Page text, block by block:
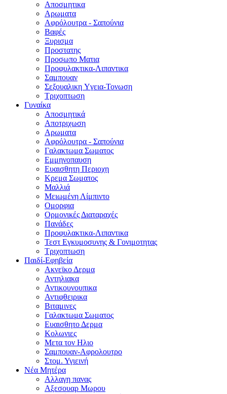
Αποσμητικα
Αρωματα
Αφρόλουτρα - Σαπούνια
Βαφές
Ξυρισμα
Προστατης
Προσωπο Ματια
Προφυλακτικα-Λιπαντικα
Σαμπουαν
Σεξουαλικη Yγεια-Τονωση
Τριχοπτωση
Γυναίκα
Αποσμητικά
Αποτριχωση
Αρωματα
Αφρόλουτρα - Σαπούνια
Γαλακτωμα Σωματος
Εμμηνοπαυση
Ευαισθητη Περιοχη
Κρεμα Σωματος
Μαλλιά
Μειωμένη Λίμπιντο
Ομορφια
Ορμονικές Διαταραχές
Πανάδες
Προφυλακτικα-Λιπαντικα
Τεστ Εγκυμοσυνης & Γονιμοτητας
Τριχοπτωση
Παιδί-Εφηβεία
Ακνεϊκο Δερμα
Αντηλιακα
Αντικουνουπικα
Αντιφθειρικα
Βιταμινες
Γαλακτωμα Σωματος
Ευαισθητο Δερμα
Κολωνιες
Μετα τον Ηλιο
Σαμπουαν-Αφρολουτρο
Στομ. Υγιεινή
Νέα Μητέρα
Αλλαγη πανας
Αξεσουαρ Μωρου